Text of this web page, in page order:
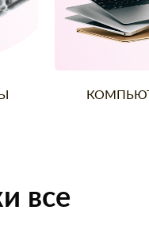
все